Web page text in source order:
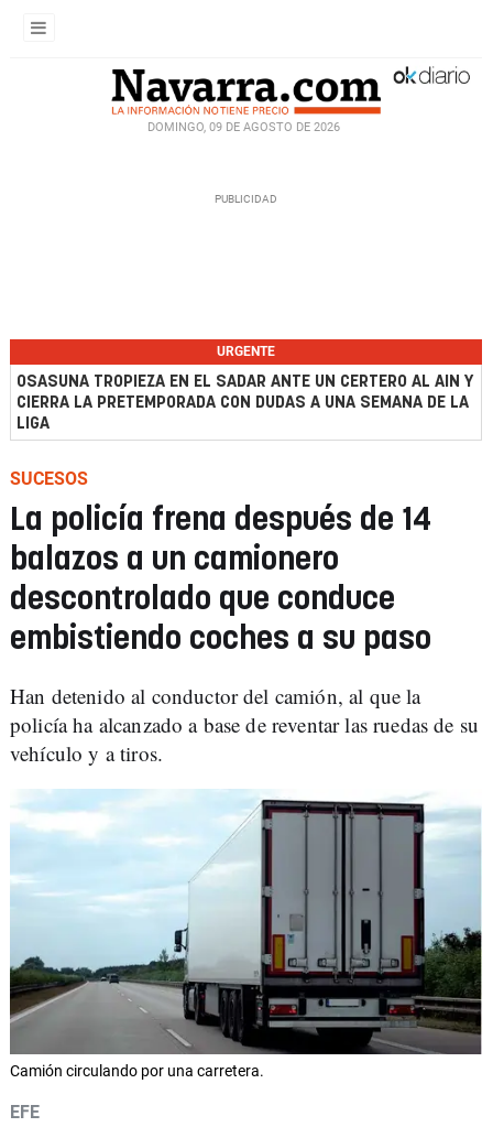
DOMINGO, 09 DE AGOSTO DE 2026
URGENTE
OSASUNA TROPIEZA EN EL SADAR ANTE UN CERTERO AL AIN Y
CIERRA LA PRETEMPORADA CON DUDAS A UNA SEMANA DE LA
LIGA
SUCESOS
La policía frena después de 14
balazos a un camionero
descontrolado que conduce
embistiendo coches a su paso
Han detenido al conductor del camión, al que la
policía ha alcanzado a base de reventar las ruedas de su
vehículo y a tiros.
Camión circulando por una carretera.
EFE